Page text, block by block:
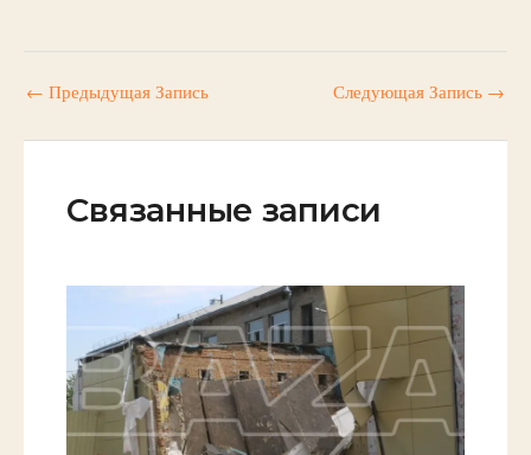
← Предыдущая Запись Следующая Запись →
Связанные записи